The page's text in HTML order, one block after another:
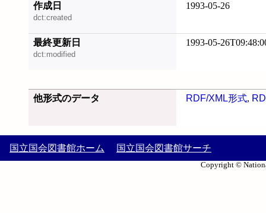
作成日
dct:created
1993-05-26
最終更新日
dct:modified
1993-05-
他形式のデータ RDF/XML形式,
国立国会図書館ホーム 国立国会図書館サーチ
Copyright ©